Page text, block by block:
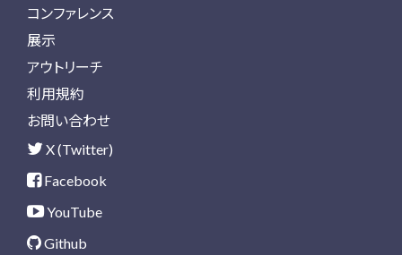
コンファレンス
展示
アウトリーチ
利用規約
お問い合わせ
X (Twitter)
Facebook
YouTube
Github